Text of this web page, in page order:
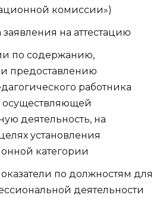
комиссии»)
на аттестацию
по содержанию,
предоставлению
работника
осуществляющей
деятельность, на
установления
категории
по должностям для
деятельности